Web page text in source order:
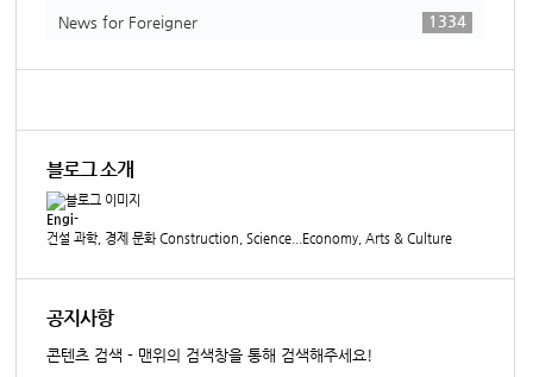
News for Foreigner
1334
블로그 소개
Engi-
건설 과학, 경제 문화 Construction, Science...Economy, Arts & Culture
공지사항
콘텐츠 검색 - 맨위의 검색창을 통해 검색해주세요!